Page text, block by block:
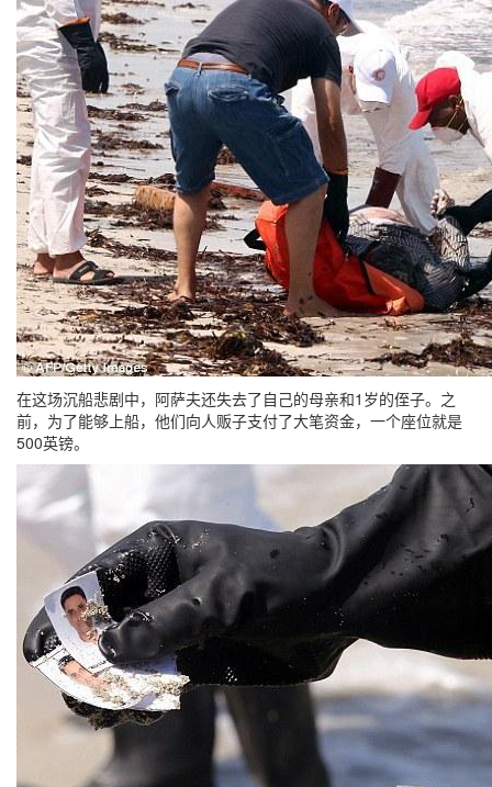
在这场沉船悲剧中，阿萨夫还失去了自己的母亲和1岁的侄子。之
前，为了能够上船，他们向人贩子支付了大笔资金，一个座位就是
500英镑。